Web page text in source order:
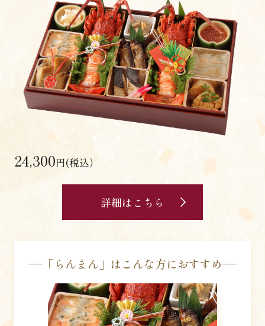
24,300円(税込）
詳細はこちら
「らんまん」はこんな方におすすめ